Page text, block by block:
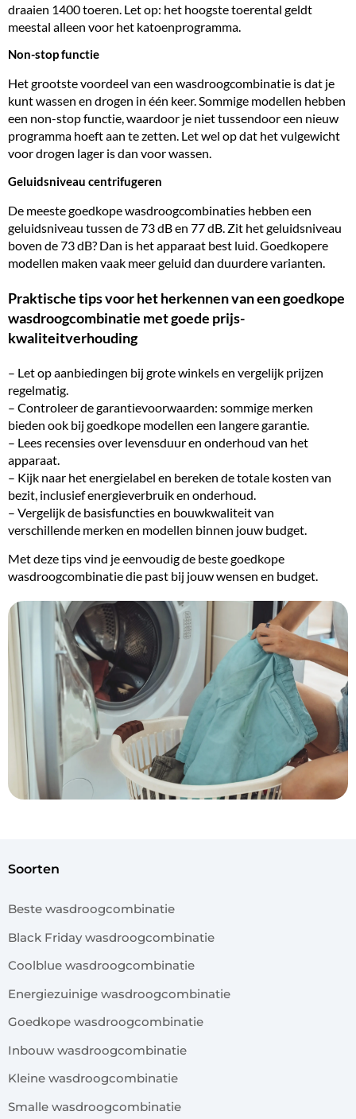
draaien 1400 toeren. Let op: het hoogste toerental geldt
meestal alleen voor het katoenprogramma.
Non-stop functie
Het grootste voordeel van een wasdroogcombinatie is dat je
kunt wassen en drogen in één keer. Sommige modellen hebben
een non-stop functie, waardoor je niet tussendoor een nieuw
programma hoeft aan te zetten. Let wel op dat het vulgewicht
voor drogen lager is dan voor wassen.
Geluidsniveau centrifugeren
De meeste goedkope wasdroogcombinaties hebben een
geluidsniveau tussen de 73 dB en 77 dB. Zit het geluidsniveau
boven de 73 dB? Dan is het apparaat best luid. Goedkopere
modellen maken vaak meer geluid dan duurdere varianten.
Praktische tips voor het herkennen van een goedkope
wasdroogcombinatie met goede prijs-
kwaliteitverhouding
– Let op aanbiedingen bij grote winkels en vergelijk prijzen
regelmatig.
– Controleer de garantievoorwaarden: sommige merken
bieden ook bij goedkope modellen een langere garantie.
– Lees recensies over levensduur en onderhoud van het
apparaat.
– Kijk naar het energielabel en bereken de totale kosten van
bezit, inclusief energieverbruik en onderhoud.
– Vergelijk de basisfuncties en bouwkwaliteit van
verschillende merken en modellen binnen jouw budget.
Met deze tips vind je eenvoudig de beste goedkope
wasdroogcombinatie die past bij jouw wensen en budget.
soorten
Beste wasdroogcombinatie
Black Friday wasdroogcombinatie
Coolblue wasdroogcombinatie
Energiezuinige wasdroogcombinatie
Goedkope wasdroogcombinatie
Inbouw wasdroogcombinatie
Kleine wasdroogcombinatie
Smalle wasdroogcombinatie